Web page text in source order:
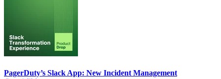
PagerDuty’s Slack App: New Incident Management